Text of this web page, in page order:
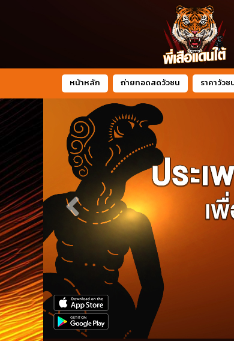
หน้าหลัก ถ่ายทอดสดวัวชน ราคาวัวช